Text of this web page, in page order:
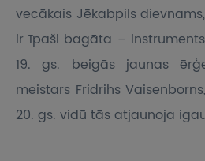
vecākais Jēkabpils
ir īpaši bagāta –
19. gs. beigās jaunas
meistars Fridrihs
20. gs. vidū tās atjaunoja